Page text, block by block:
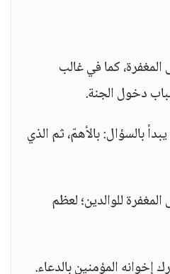
المغفرة، كما في غالب
دخول الجنة.
بالسؤال: بالأهمّ، ثم الذي
للوالدين؛ لعظم